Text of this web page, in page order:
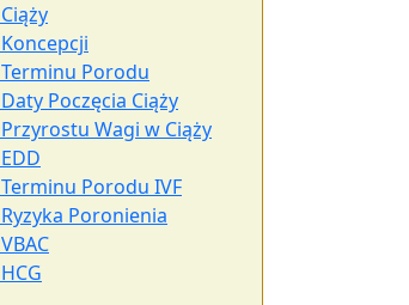
Porodu
Poczęcia Ciąży
Wagi w Ciąży
Porodu IVF
Poronienia